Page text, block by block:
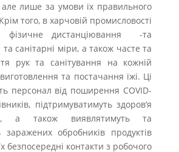
але лише за умови їх правильного
того, в харчовій промисловості
фізичне дистанціювання -та
та санітарні міри, а також часте та
рук та санітування на кожній
та постачання їжі. Ці
персонал від поширення COVID-
підтримуватимуть здоров‘я
а також виявлятимуть та
заражених обробників продуктів
безпосередні контакти з робочого